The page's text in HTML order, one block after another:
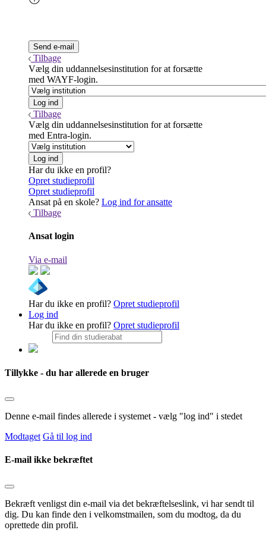
Tilbage
Vælg din uddannelsesinstitution for at forsætte
med WAYF-login.
Tilbage
Vælg din uddannelsesinstitution for at forsætte
med Entra-login.
Har du ikke en profil?
Opret studieprofil
Opret studieprofil
Ansat på en skole? Log ind for ansatte
Tilbage
Ansat login
Via e-mail
Har du ikke en profil? Opret studieprofil
Log ind
Har du ikke en profil? Opret studieprofil
Tillykke - du har allerede en bruger
Denne e-mail findes allerede i systemet - vælg "log ind" i stedet
Modtaget Gå til log ind
E-mail ikke bekræftet
Bekræft venligst din e-mail via det bekræftelseslink, vi har sendt til
dig. Du kan finde den i velkomstmailen, som du modtog, da du
oprettede din profil.